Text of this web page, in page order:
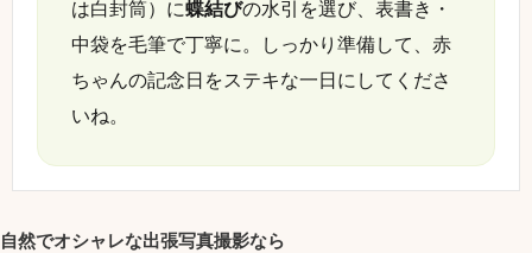
は白封筒）に蝶結びの水引を選び、表書き・
中袋を毛筆で丁寧に。しっかり準備して、赤
ちゃんの記念日をステキな一日にしてくださ
いね。
自然でオシャレな出張写真撮影なら